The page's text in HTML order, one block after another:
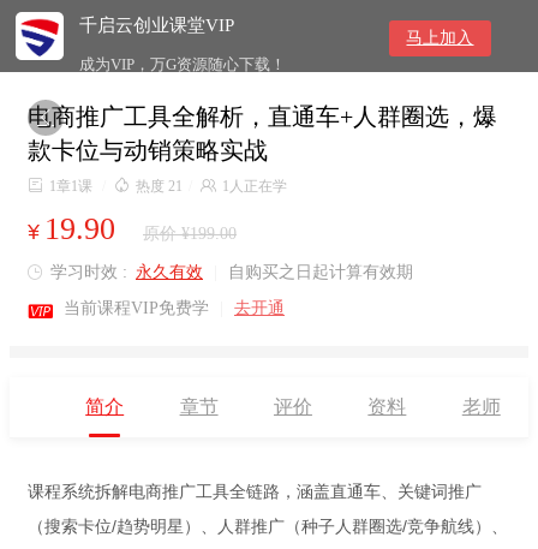
千启云创业课堂VIP
成为VIP，万G资源随心下载！
马上加入

电商推广工具全解析，直通车+人群圈选，爆
款卡位与动销策略实战
 1章1课  热度 21  1人正在学
¥ 19.90 原价 ¥199.00
 学习时效 : 永久有效 自购买之日起计算有效期
 当前课程VIP免费学 去开通
简介 章节 评价 资料 老师
课程系统拆解电商推广工具全链路，涵盖直通车、关键词推广
（搜索卡位/趋势明星）、人群推广（种子人群圈选/竞争航线）、